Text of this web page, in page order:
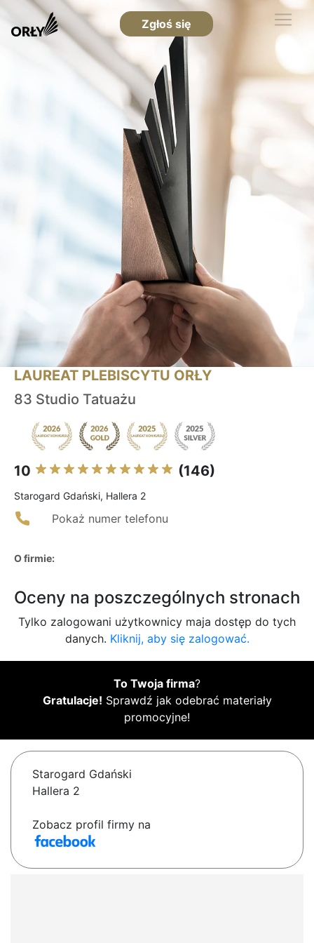
Zgłoś się
LAUREAT PLEBISCYTU ORŁY
83 Studio Tatuażu
10 (146)
Starogard Gdański, Hallera 2
Pokaż numer telefonu
O firmie:
Oceny na poszczególnych stronach
Tylko zalogowani użytkownicy maja dostęp do tych
danych. Kliknij, aby się zalogować.
To Twoja firma?
Gratulacje! Sprawdź jak odebrać materiały
promocyjne!
Starogard Gdański
Hallera 2
Zobacz profil firmy na